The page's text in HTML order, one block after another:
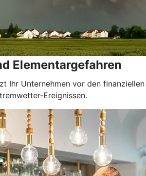
Elementargefahren
Ihr Unternehmen vor den finanziellen
Ereignissen.